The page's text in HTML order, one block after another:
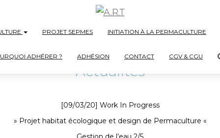
PROJET SEPMES INITIATION À LA PERMACULTURE
ADHÉRER ? ADHÉSION CONTACT CGV & CGU
Actualités
[09/03/20] Work In Progress
» Projet habitat écologique et design de Permaculture «